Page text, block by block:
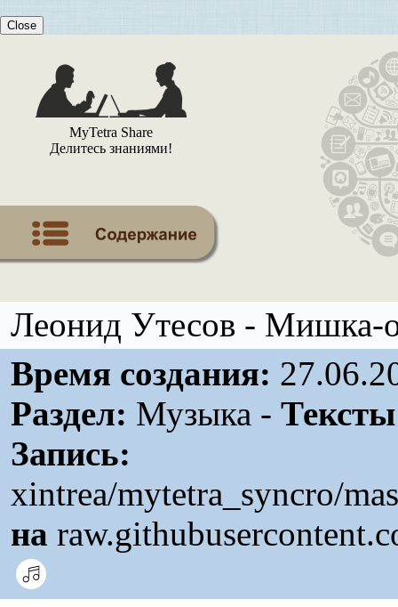
Close
MyTetra Share
Делитесь знаниями!
Леонид Утесов - Мишка-
Время создания:
Раздел: Музыка -
Запись:
xintrea/mytetra_syncro/
на